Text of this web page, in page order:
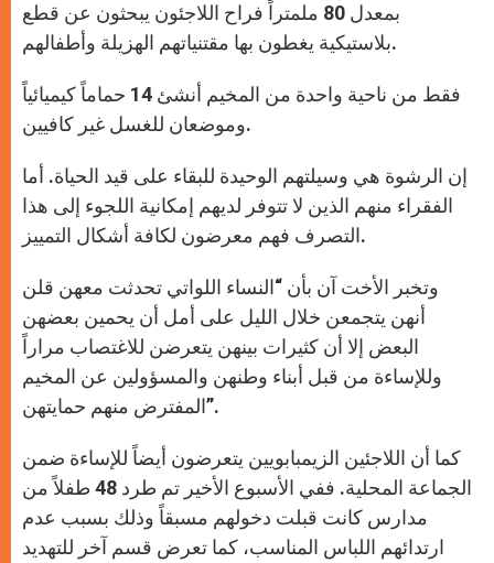
بمعدل 80 ملمتراً فراح اللاجئون يبحثون عن قطع
بلاستيكية يغطون بها مقتنياتهم الهزيلة وأطفالهم.
فقط من ناحية واحدة من المخيم أنشئ 14 حماماً كيميائياً
وموضعان للغسل غير كافيين.
إن الرشوة هي وسيلتهم الوحيدة للبقاء على قيد الحياة. أما
الفقراء منهم الذين لا تتوفر لديهم إمكانية اللجوء إلى هذا
التصرف فهم معرضون لكافة أشكال التمييز.
وتخبر الأخت آن بأن “النساء اللواتي تحدثت معهن قلن
أنهن يتجمعن خلال الليل على أمل أن يحمين بعضهن
البعض إلا أن كثيرات بينهن يتعرضن للاغتصاب مراراً
وللإساءة من قبل أبناء وطنهن والمسؤولين عن المخيم
المفترض منهم حمايتهن”.
كما أن اللاجئين الزيمبابويين يتعرضون أيضاً للإساءة ضمن
الجماعة المحلية. ففي الأسبوع الأخير تم طرد 48 طفلاً من
مدارس كانت قبلت دخولهم مسبقاً وذلك بسبب عدم
ارتدائهم اللباس المناسب، كما تعرض قسم آخر للتهديد